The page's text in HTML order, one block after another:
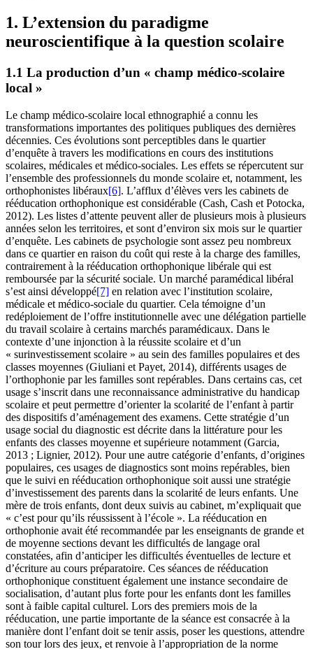
1. L’extension du paradigme
neuroscientifique à la question scolaire
1.1 La production d’un « champ médico-scolaire
local »
Le champ médico-scolaire local ethnographié a connu les
transformations importantes des politiques publiques des dernières
décennies. Ces évolutions sont perceptibles dans le quartier
d’enquête à travers les modifications en cours des institutions
scolaires, médicales et médico-sociales. Les effets se répercutent sur
l’ensemble des professionnels du monde scolaire et, notamment, les
orthophonistes libéraux[6]. L’afflux d’élèves vers les cabinets de
rééducation orthophonique est considérable (Cash, Cash et Potocka,
2012). Les listes d’attente peuvent aller de plusieurs mois à plusieurs
années selon les territoires, et sont d’environ six mois sur le quartier
d’enquête. Les cabinets de psychologie sont assez peu nombreux
dans ce quartier en raison du coût qui reste à la charge des familles,
contrairement à la rééducation orthophonique libérale qui est
remboursée par la sécurité sociale. Un marché paramédical libéral
s’est ainsi développé[7] en relation avec l’institution scolaire,
médicale et médico-sociale du quartier. Cela témoigne d’un
redéploiement de l’offre institutionnelle avec une délégation partielle
du travail scolaire à certains marchés paramédicaux. Dans le
contexte d’une injonction à la réussite scolaire et d’un
« surinvestissement scolaire » au sein des familles populaires et des
classes moyennes (Giuliani et Payet, 2014), différents usages de
l’orthophonie par les familles sont repérables. Dans certains cas, cet
usage s’inscrit dans une reconnaissance administrative du handicap
scolaire et peut permettre d’orienter la scolarité de l’enfant à partir
des dispositifs d’aménagement des examens. Cette stratégie d’un
usage social du diagnostic est décrite dans la littérature pour les
enfants des classes moyenne et supérieure notamment (Garcia,
2013 ; Lignier, 2012). Pour une autre catégorie d’enfants, d’origines
populaires, ces usages de diagnostics sont moins repérables, bien
que le suivi en rééducation orthophonique soit aussi une stratégie
d’investissement des parents dans la scolarité de leurs enfants. Une
mère de trois enfants, dont deux suivis au cabinet, m’expliquait que
« c’est pour qu’ils réussissent à l’école ». La rééducation en
orthophonie avait été recommandée par les enseignants de grande et
de moyenne sections devant les difficultés de langage oral
constatées, afin d’anticiper les difficultés éventuelles de lecture et
d’écriture au cours préparatoire. Ces séances de rééducation
orthophonique constituent également une instance secondaire de
socialisation, d’autant plus forte pour les enfants dont les familles
sont à faible capital culturel. Lors des premiers mois de la
rééducation, une partie importante de la séance est consacrée à la
manière dont l’enfant doit se tenir assis, poser les questions, attendre
son tour lors des jeux, et renvoie à l’appropriation de la norme